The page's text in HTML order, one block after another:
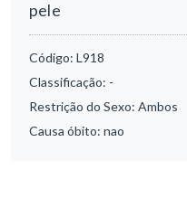
pele
Código: L918
Classificação: -
Restrição do Sexo: Ambos
Causa óbito: nao